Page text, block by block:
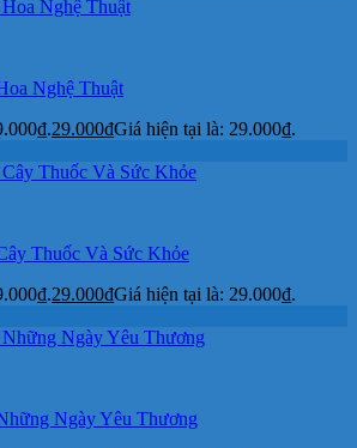
Nghệ Thuật
29.000₫Giá hiện tại là: 29.000₫.
Thuốc Và Sức Khỏe
29.000₫Giá hiện tại là: 29.000₫.
Ngày Yêu Thương